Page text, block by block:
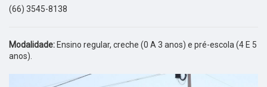
(66) 3545-8138
Modalidade: Ensino regular, creche (0 A 3 anos) e pré-escola (4 E 5
anos).